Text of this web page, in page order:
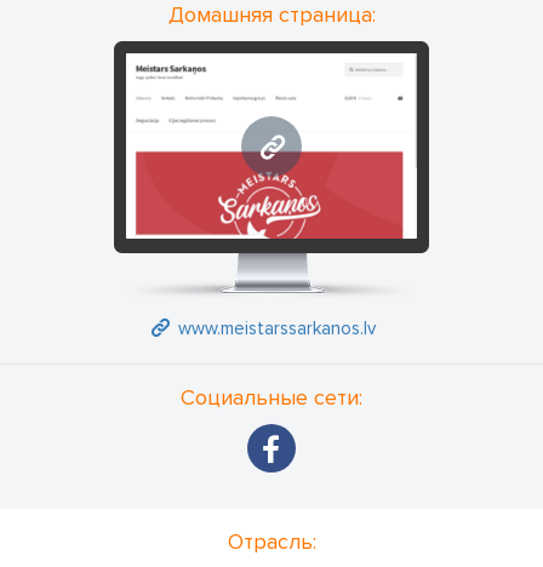
Домашняя страница:
www.meistarssarkanos.lv
www.meistarssarkanos.lv
Социальные сети:
Отрасль: